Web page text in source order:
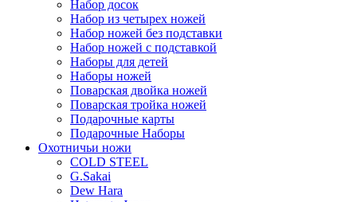
Набор досок
Набор из четырех ножей
Набор ножей без подставки
Набор ножей с подставкой
Наборы для детей
Наборы ножей
Поварская двойка ножей
Поварская тройка ножей
Подарочные карты
Подарочные Наборы
Охотничьи ножи
COLD STEEL
G.Sakai
Dew Hara